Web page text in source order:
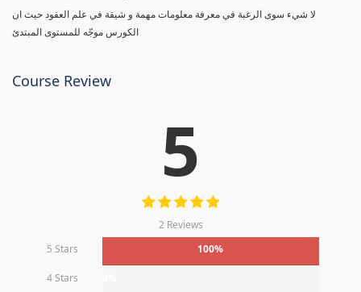
لا شيء سوى الرغبة في معرفة معلومات مهمة و شيقة في علم العقود حيث ان
الكورس موجّه للمستوى المبتدئ
Course Review
5
2 Reviews
5 Stars
100%
4 Stars